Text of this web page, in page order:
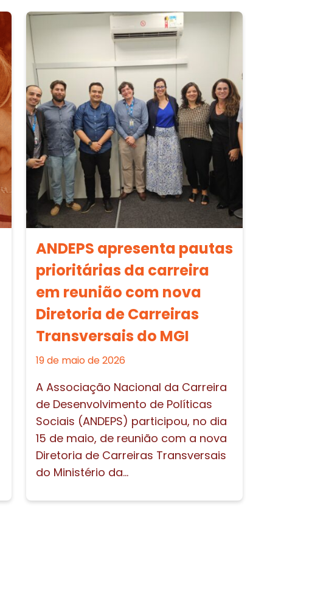
ANDEPS apresenta pautas
prioritárias da carreira
em reunião com nova
Diretoria de Carreiras
Transversais do MGI
19 de maio de 2026
A Associação Nacional da Carreira
de Desenvolvimento de Políticas
Sociais (ANDEPS) participou, no dia
15 de maio, de reunião com a nova
Diretoria de Carreiras Transversais
do Ministério da...